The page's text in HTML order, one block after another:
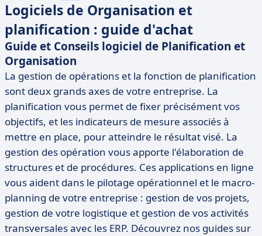
Logiciels de Organisation et
planification : guide d'achat
Guide et Conseils logiciel de Planification et
Organisation
La gestion de opérations et la fonction de planification
sont deux grands axes de votre entreprise. La
planification vous permet de fixer précisément vos
objectifs, et les indicateurs de mesure associés à
mettre en place, pour atteindre le résultat visé. La
gestion des opération vous apporte l'élaboration de
structures et de procédures. Ces applications en ligne
vous aident dans le pilotage opérationnel et le macro-
planning de votre entreprise : gestion de vos projets,
gestion de votre logistique et gestion de vos activités
transversales avec les ERP. Découvrez nos guides sur